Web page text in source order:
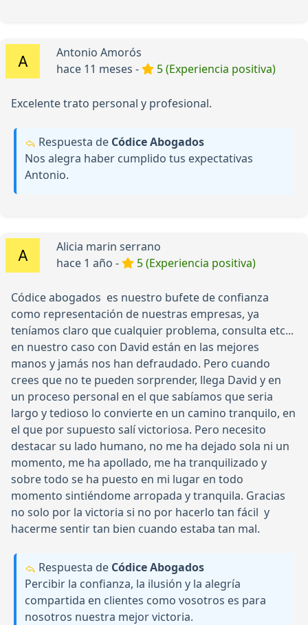
Antonio Amorós
hace 11 meses -
5 (Experiencia positiva)
Excelente trato personal y profesional.
Respuesta de Códice Abogados
Nos alegra haber cumplido tus expectativas
Antonio.
Alicia marin serrano
hace 1 año -
5 (Experiencia positiva)
Códice abogados es nuestro bufete de confianza
como representación de nuestras empresas, ya
teníamos claro que cualquier problema, consulta etc...
en nuestro caso con David están en las mejores
manos y jamás nos han defraudado. Pero cuando
crees que no te pueden sorprender, llega David y en
un proceso personal en el que sabíamos que seria
largo y tedioso lo convierte en un camino tranquilo, en
el que por supuesto salí victoriosa. Pero necesito
destacar su lado humano, no me ha dejado sola ni un
momento, me ha apollado, me ha tranquilizado y
sobre todo se ha puesto en mi lugar en todo
momento sintiéndome arropada y tranquila. Gracias
no solo por la victoria si no por hacerlo tan fácil y
hacerme sentir tan bien cuando estaba tan mal.
Respuesta de Códice Abogados
Percibir la confianza, la ilusión y la alegría
compartida en clientes como vosotros es para
nosotros nuestra mejor victoria.